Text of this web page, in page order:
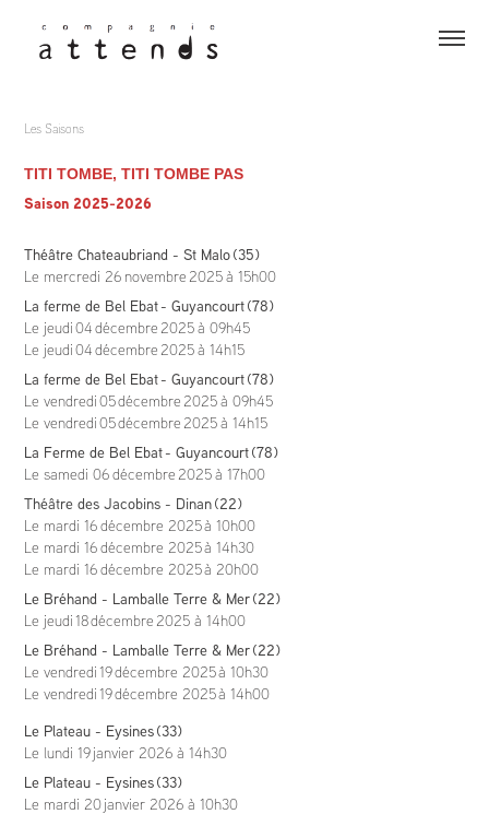
Les Saisons
TITI TOMBE, TITI TOMBE PAS
Saison 2025-2026
Théâtre Chateaubriand - St Malo(35)
Le mercredi 26 novembre 2025à 15h00
La ferme de Bel Ebat - Guyancourt(78)
Le jeudi 04 décembre 2025à 09h45
Le jeudi 04 décembre 2025à 14h15
La ferme de Bel Ebat - Guyancourt(78)
Le vendredi 05 décembre 2025à 09h45
Le vendredi 05 décembre 2025à 14h15
La Ferme de Bel Ebat - Guyancourt(78)
Le samedi 06 décembre 2025à 17h00
Théâtre des Jacobins - Dinan (22)
Le mardi 16 décembre 2025 à 10h00
Le mardi 16 décembre 2025 à 14h30
Le mardi 16 décembre 2025 à 20h00
Le Bréhand - Lamballe Terre & Mer(22)
Le jeudi 18 décembre 2025 à 14h00
Le Bréhand - Lamballe Terre & Mer(22)
Le vendredi 19 décembre 2025 à 10h30
Le vendredi 19 décembre 2025 à 14h00
Le Plateau - Eysines(33)
Le lundi 19 janvier 2026 à 14h30
Le Plateau - Eysines(33)
Le mardi 20 janvier 2026 à 10h30